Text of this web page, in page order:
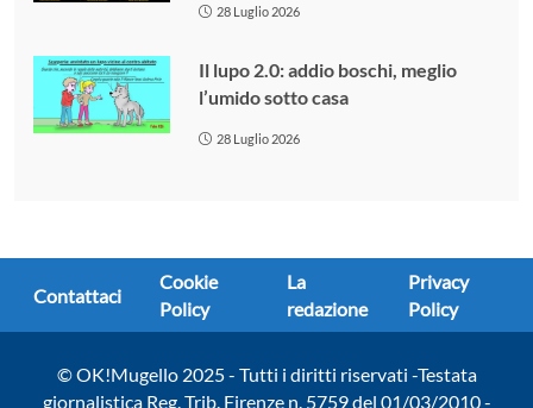
28 Luglio 2026
Il lupo 2.0: addio boschi, meglio
l’umido sotto casa
28 Luglio 2026
Contattaci
Cookie
Policy
La
redazione
Privacy
Policy
© OK!Mugello 2025 - Tutti i diritti riservati -Testata
giornalistica Reg. Trib. Firenze n. 5759 del 01/03/2010 -